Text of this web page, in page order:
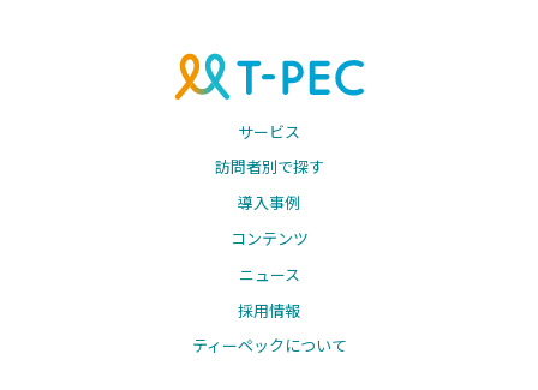
サービス
訪問者別で探す
導入事例
コンテンツ
ニュース
採用情報
ティーペックについて